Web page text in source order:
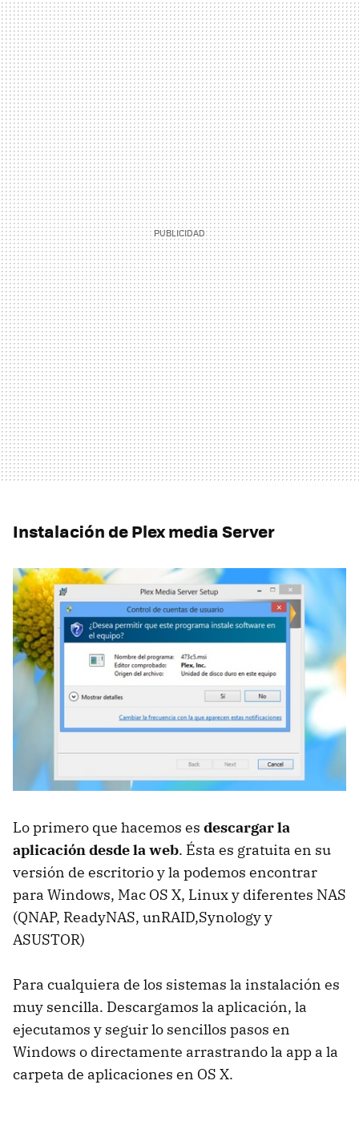
Instalación de Plex media Server
Lo primero que hacemos es descargar la
aplicación desde la web. Ésta es gratuita en su
versión de escritorio y la podemos encontrar
para Windows, Mac OS X, Linux y diferentes NAS
(QNAP, ReadyNAS, unRAID,Synology y
ASUSTOR)
Para cualquiera de los sistemas la instalación es
muy sencilla. Descargamos la aplicación, la
ejecutamos y seguir lo sencillos pasos en
Windows o directamente arrastrando la app a la
carpeta de aplicaciones en OS X.